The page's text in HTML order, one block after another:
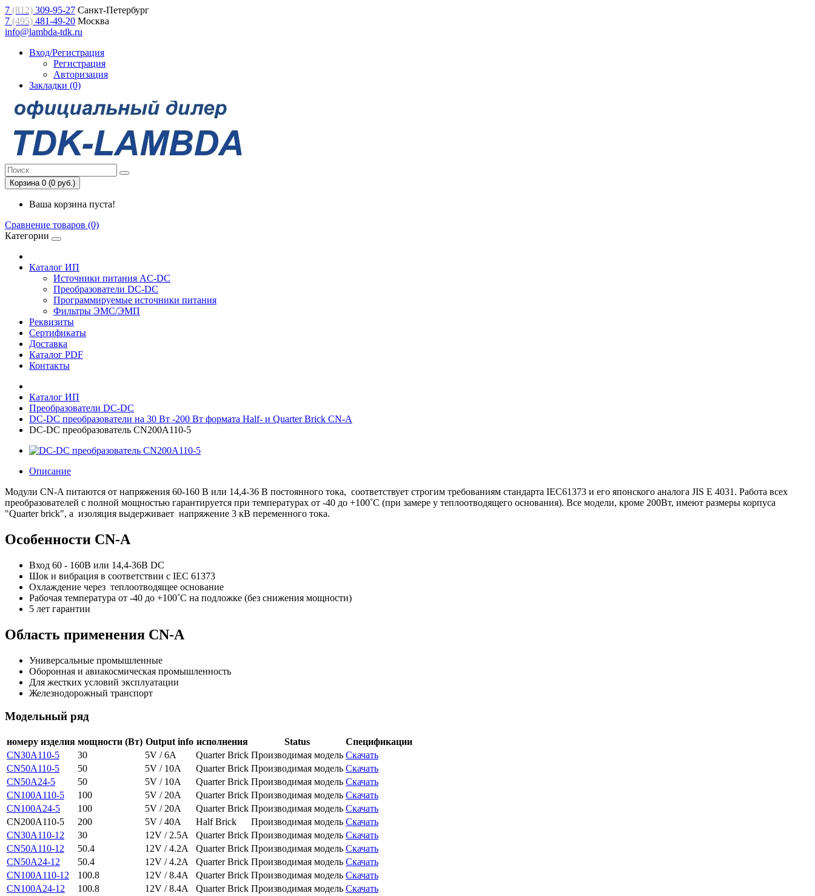
7 (812) 309-95-27 Санкт-Петербург
7 (495) 481-49-20 Москва
info@lambda-tdk.ru
Вход/Регистрация
Регистрация
Авторизация
Закладки (0)
Корзина 0 (0 руб.)
Ваша корзина пуста!
Сравнение товаров (0)
Категории
Каталог ИП
Источники питания AC-DC
Преобразователи DC-DC
Программируемые источники питания
Фильтры ЭМС/ЭМП
Реквизиты
Сертификаты
Доставка
Каталог PDF
Контакты
Каталог ИП
Преобразователи DC-DC
DC-DC преобразователи на 30 Вт -200 Вт формата Half- и Quarter Brick CN-A
DC-DC преобразователь CN200A110-5
Описание
Модули CN-A питаются от напряжения 60-160 В или 14,4-36 В постоянного тока, соответствует строгим требованиям стандарта IEC61373 и его японского аналога JIS E 4031. Работа всех
преобразователей с полной мощностью гарантируется при температурах от -40 до +100˚C (при замере у теплоотводящего основания). Все модели, кроме 200Вт, имеют размеры корпуса
"Quarter brick", а изоляция выдерживает напряжение 3 кВ переменного тока.
Особенности CN-A
Вход 60 - 160В или 14,4-36В DC
Шок и вибрация в соответствии с IEC 61373
Охлаждение через теплоотводящее основание
Рабочая температура от -40 до +100˚C на подложке (без снижения мощности)
5 лет гарантии
Область применения CN-A
Универсальные промышленные
Оборонная и авиакосмическая промышленность
Для жестких условий эксплуатации
Железнодорожный транспорт
Модельный ряд
номеру изделия мощности (Вт) Output info исполнения Status
Спецификации
CN30A110-5
30 5V / 6A Quarter Brick Производимая модель Скачать
CN50A110-5
50 5V / 10A Quarter Brick Производимая модель Скачать
CN50A24-5
50 5V / 10A Quarter Brick Производимая модель Скачать
CN100A110-5
100 5V / 20A Quarter Brick Производимая модель Скачать
CN100A24-5
100 5V / 20A Quarter Brick Производимая модель Скачать
CN200A110-5
200 5V / 40A Half Brick Производимая модель Скачать
CN30A110-12
30 12V / 2.5A Quarter Brick Производимая модель Скачать
CN50A110-12
50.4 12V / 4.2A Quarter Brick Производимая модель Скачать
CN50A24-12
50.4 12V / 4.2A Quarter Brick Производимая модель Скачать
CN100A110-12
100.8 12V / 8.4A Quarter Brick Производимая модель Скачать
CN100A24-12
100.8 12V / 8.4A Quarter Brick Производимая модель Скачать